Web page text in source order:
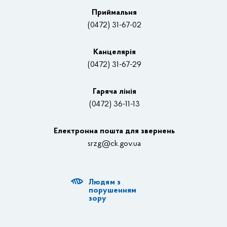
Нагороди
Контакти
Відеотрансляції
Структурні підрозділи ОДА
Діяльність ОДА
Приймальня
(0472) 31-67-02
Канцелярiя
(0472) 31-67-29
Гаряча лінія
(0472) 36-11-13
Електронна пошта для звернень
srzg@ck.gov.ua
Людям з
порушенням
зору